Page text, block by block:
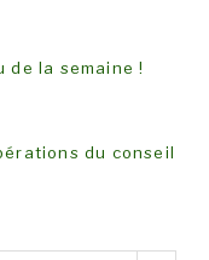
de la semaine !
du conseil